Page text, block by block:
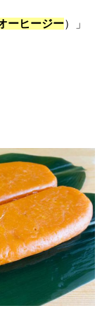
ーヒージー）」